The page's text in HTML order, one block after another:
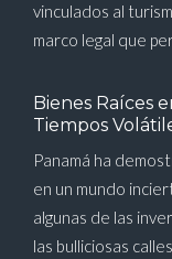
vinculados al
marco legal que
Bienes Raíces
Tiempos
Panamá ha
en un mundo
algunas de las
las bulliciosas